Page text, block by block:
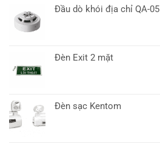
Đầu dò khói địa chỉ QA-05
Đèn Exit 2 mặt
Đèn sạc Kentom